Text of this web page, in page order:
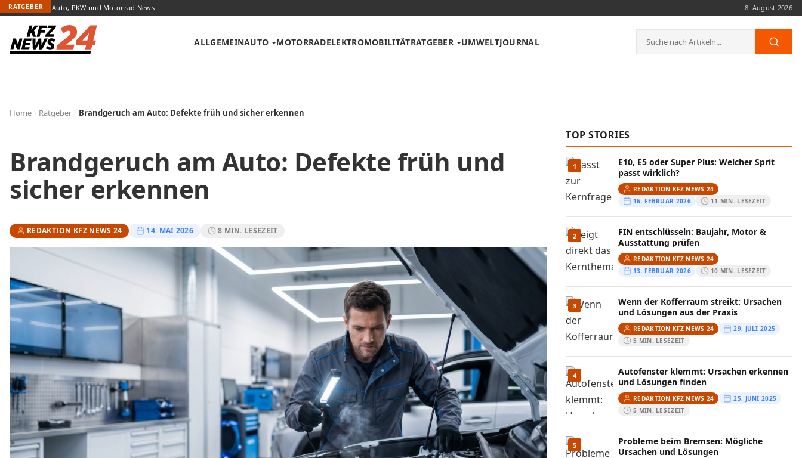
Top Aktuelle Auto, PKW und Motorrad News 8. August 2026
ALLGEMEINAUTO MOTORRADELEKTROMOBILITÄTRATGEBER UMWELTJOURNAL
Suche
nach:
Home Ratgeber Brandgeruch am Auto: Defekte früh und sicher erkennen
RATGEBER
Brandgeruch am Auto: Defekte früh und
sicher erkennen
REDAKTION KFZ NEWS 24 14. MAI 2026 8 MIN. LESEZEIT
TOP STORIES
1
E10, E5 oder Super Plus: Welcher Sprit
passt wirklich?
REDAKTION KFZ NEWS 24
16. FEBRUAR 2026
11 MIN. LESEZEIT
2
FIN entschlüsseln: Baujahr, Motor &
Ausstattung prüfen
REDAKTION KFZ NEWS 24
13. FEBRUAR 2026
10 MIN. LESEZEIT
3
Wenn der Kofferraum streikt: Ursachen
und Lösungen aus der Praxis
REDAKTION KFZ NEWS 24
29. JULI 2025
5 MIN. LESEZEIT
4
Autofenster klemmt: Ursachen erkennen
und Lösungen finden
REDAKTION KFZ NEWS 24
25. JUNI 2025
5 MIN. LESEZEIT
5
Probleme beim Bremsen: Mögliche
Ursachen und Lösungen